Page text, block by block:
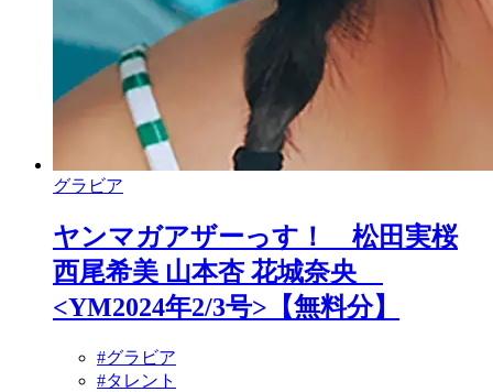
グラビア
ヤンマガアザーっす！ 松田実桜
西尾希美 山本杏 花城奈央
<YM2024年2/3号>【無料分】
#グラビア
#タレント